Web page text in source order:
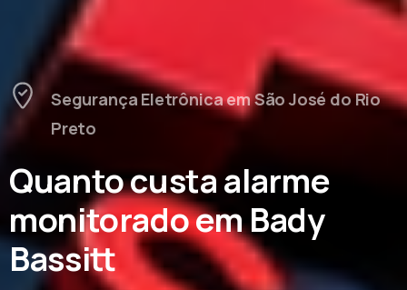
Segurança Eletrônica em São José do Rio
Preto
Quanto custa alarme
monitorado em Bady
Bassitt